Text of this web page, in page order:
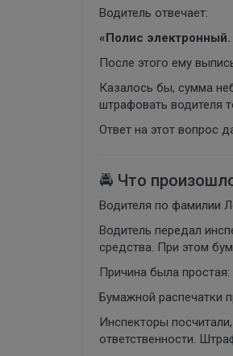
Водитель отвечает:
«Полис
После этого ему
Казалось бы, сумма
штрафовать водителя
Ответ на этот вопрос
🚔 Что
Водителя по фамилии
Водитель передал
средства. При этом
Причина была
Бумажной распечатки
Инспекторы
ответственности.